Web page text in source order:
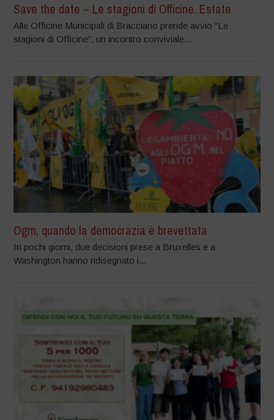
Save the date – Le stagioni di Officine. Estate
Alle Officine Municipali di Bracciano prende avvio “Le
stagioni di Officine”, un incontro conviviale...
Ogm, quando la democrazia è brevettata
In pochi giorni, due decisioni prese a Bruxelles e a
Washington hanno ridisegnato i...